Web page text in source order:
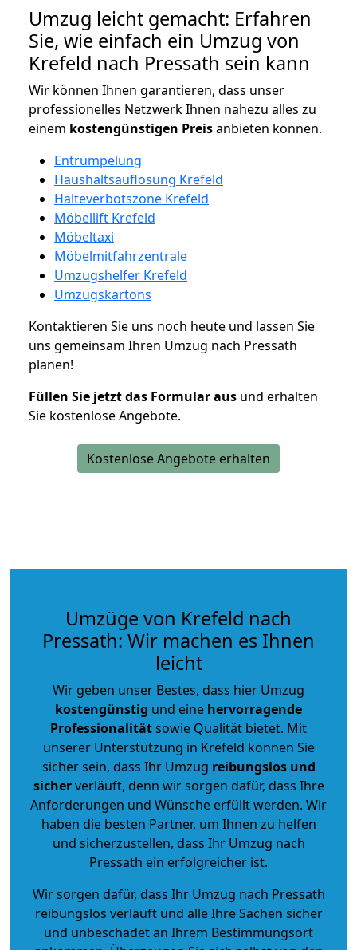
Umzug leicht gemacht: Erfahren
Sie, wie einfach ein Umzug von
Krefeld nach Pressath sein kann
Wir können Ihnen garantieren, dass unser
professionelles Netzwerk Ihnen nahezu alles zu
einem kostengünstigen Preisanbieten können.
Entrümpelung
Haushaltsauflösung Krefeld
Halteverbotszone Krefeld
Möbellift Krefeld
Möbeltaxi
Möbelmitfahrzentrale
Umzugshelfer Krefeld
Umzugskartons
Kontaktieren Sie uns noch heute und lassen Sie
uns gemeinsam Ihren Umzug nach Pressath
planen!
Füllen Sie jetzt das Formular aus und erhalten
Sie kostenlose Angebote.
Kostenlose Angebote erhalten
Umzüge von Krefeld nach
Pressath: Wir machen es Ihnen
leicht
Wir geben unser Bestes, dass hier Umzug
kostengünstig und eine hervorragende
Professionalitätsowie Qualität bietet. Mit
unserer Unterstützung in Krefeld können Sie
sicher sein, dass Ihr Umzug reibungslos und
sicherverläuft, denn wir sorgen dafür, dass Ihre
Anforderungen und Wünsche erfüllt werden. Wir
haben die besten Partner, um Ihnen zu helfen
und sicherzustellen, dass Ihr Umzug nach
Pressath ein erfolgreicher ist.
Wir sorgen dafür, dass Ihr Umzug nach Pressath
reibungslos verläuft und alle Ihre Sachen sicher
und unbeschadet an Ihrem Bestimmungsort